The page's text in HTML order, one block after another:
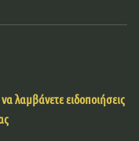
λαμβάνετε ειδοποιήσεις